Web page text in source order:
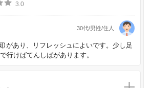
3.0
30代/男性/住人
）があり、リフレッシュによいです。少し足
行けばてんしばがあります。